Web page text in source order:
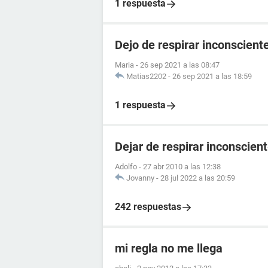
1 respuesta
Dejo de respirar
Maria - 26 sep 2021 a las 08:47
Matias2202 - 26 sep 2021 a las 18:59
1 respuesta
Dejar de respirar
Adolfo - 27 abr 2010 a las 12:38
Jovanny - 28 jul 2022 a las 20:59
242 respuestas
mi regla no me llega